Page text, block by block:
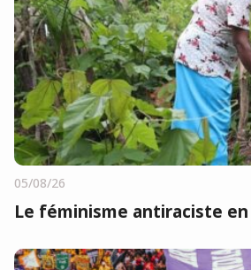
05/08/26
Le féminisme antiraciste